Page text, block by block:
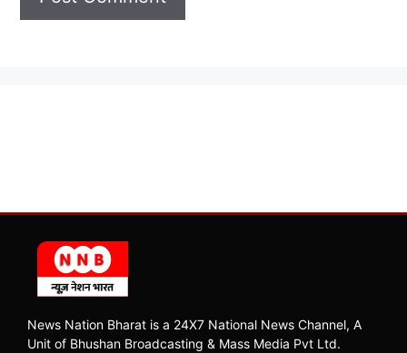
News Nation Bharat is a 24X7 National News Channel, A
Unit of Bhushan Broadcasting & Mass Media Pvt Ltd.